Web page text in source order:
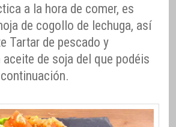
a la hora de comer, es
de cogollo de lechuga, así
Tartar de pescado y
de soja del que podéis